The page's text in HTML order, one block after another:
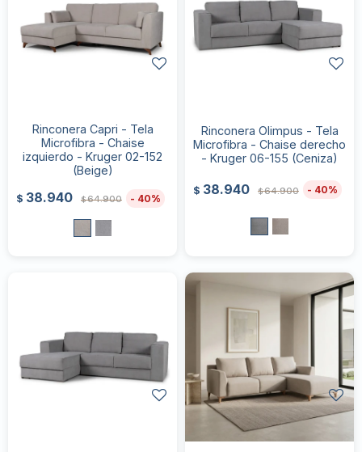
Rinconera Capri - Tela
Microfibra - Chaise
izquierdo - Kruger 02-152
(Beige)
$ 38.940 $64.900 40
Rinconera Olimpus - Tela
Microfibra - Chaise derecho
- Kruger 06-155 (Ceniza)
$ 38.940 $64.900 40